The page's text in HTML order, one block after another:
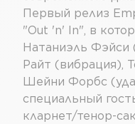
Первый релиз
"Out 'n' In", в
Натаниэль Фэйси
Райт (вибрация),
Шейни Форбс
специальный
кларнет/тенор-